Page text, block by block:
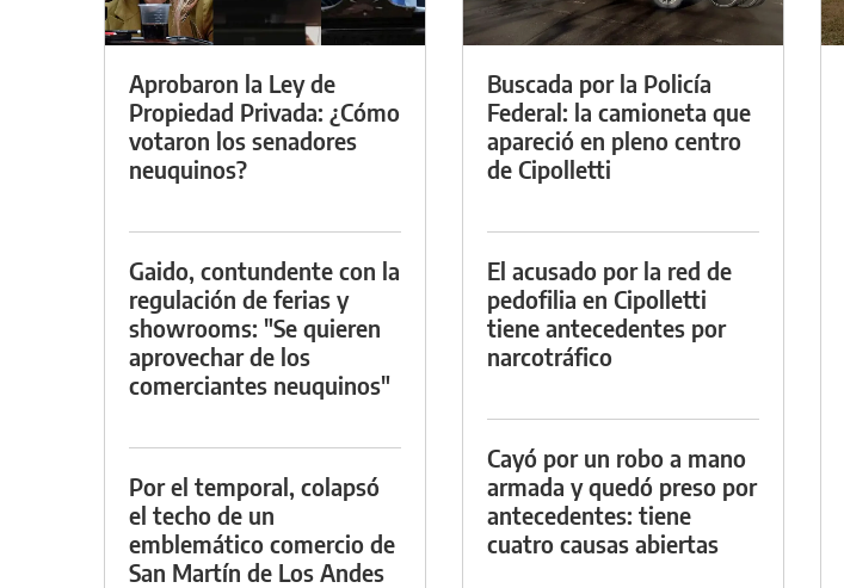
Aprobaron la Ley de
Propiedad Privada: ¿Cómo
votaron los senadores
neuquinos?
Gaido, contundente con la
regulación de ferias y
showrooms: "Se quieren
aprovechar de los
comerciantes neuquinos"
Por el temporal, colapsó
el techo de un
emblemático comercio de
San Martín de Los Andes
Buscada por la Policía
Federal: la camioneta que
apareció en pleno centro
de Cipolletti
El acusado por la red de
pedofilia en Cipolletti
tiene antecedentes por
narcotráfico
Cayó por un robo a mano
armada y quedó preso por
antecedentes: tiene
cuatro causas abiertas